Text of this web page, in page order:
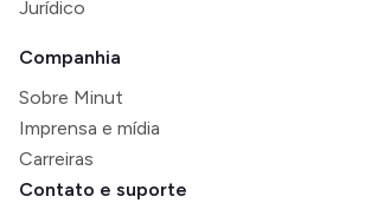
Jurídico
Companhia
Sobre Minut
Imprensa e mídia
Carreiras
Contato e suporte